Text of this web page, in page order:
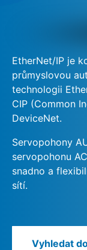
EtherNet/IP je
průmyslovou
technologii
CIP (Common
DeviceNet.
Servopohony
servopohonu
snadno a
sítí.
Vyhledat